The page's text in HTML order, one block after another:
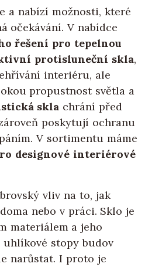
a nabízí možnosti, které
očekávání. V nabídce
řešení pro tepelnou
protisluneční skla,
interiéru, ale
propustnost světla a
skla chrání před
poskytují ochranu
V sortimentu máme
designové interiérové
vliv na to, jak
nebo v práci. Sklo je
materiálem a jeho
uhlíkové stopy budov
narůstat. I proto je